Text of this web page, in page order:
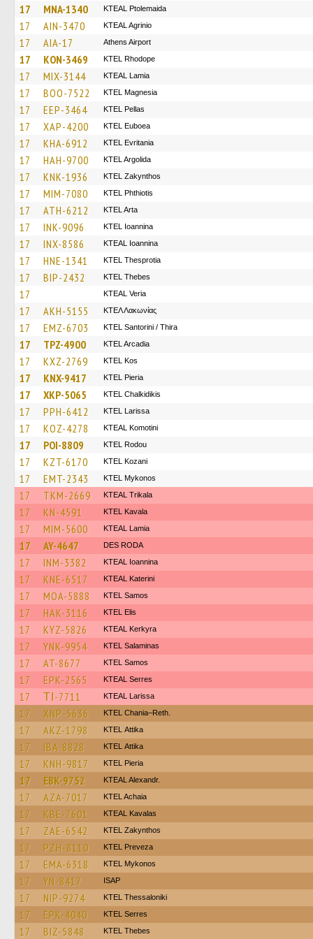
17 MNA-1340 KTEAL Ptolemaida
17 AIN-3470 KTEAL Agrinio
17 AIA-17 Athens Airport
17 KON-3469 KTEL Rhodope
17 MIX-3144 KTEAL Lamia
17 BOO-7522 ΚΤΕL Magnesia
17 EEP-3464 KTEL Pellas
17 XAP-4200 ΚΤΕL Euboea
17 KHA-6912 ΚΤΕL Evritania
17 HAH-9700 KTEL Argolida
17 KNK-1936 KTEL Zakynthos
17 MIM-7080 ΚΤΕL Phthiotis
17 ATH-6212 KTEL Arta
17 INK-9096 KTEL Ioannina
17 INX-8586 KTEAL Ioannina
17 HNE-1341 KTEL Thesprotia
17 BIP-2432 KTEL Thebes
17 KTEAL Veria
17 AKH-5155 ΚΤΕΛ Λακωνίας
17 EMZ-6703 KTEL Santorini / Thira
17 TPZ-4900 KTEL Arcadia
17 KXZ-2769 KTEL Kos
17 KNX-9417 KTEL Pieria
17 XKP-5065 ΚΤΕL Chalkidikis
17 PPH-6412 KTEL Larissa
17 KOZ-4278 KTEAL Komotini
17 POI-8809 ΚΤΕL Rodou
17 KZT-6170 ΚΤΕL Kozani
17 EMT-2343 KTEL Mykonos
17 TKM-2669 KTEAL Trikala
17 KN-4591 KTEL Kavala
17 MIM-5600 KTEAL Lamia
17 AY-4647 DES RODA
17 INM-3382 KTEAL Ioannina
17 KNE-6517 KTEAL Katerini
17 MOA-5888 KTEL Samos
17 HAK-3116 KTEL Elis
17 KYZ-5826 KTEAL Kerkyra
17 YNK-9954 KTEL Salaminas
17 AT-8677 KTEL Samos
17 EPK-2565 KTEAL Serres
17 ΤΙ-7711 KTEAL Larissa
17 XNP-5636 KTEL Chania–Reth.
17 AKZ-1798 KΤΕL Αttika
17 IBA-8828 KΤΕL Αttika
17 KNH-9817 KTEL Pieria
17 EBK-9752 KTEAL Alexandr.
17 AZA-7017 KTEL Achaia
17 KBE-7601 KTEAL Kavalas
17 ZAE-6542 KTEL Zakynthos
17 PZH-8110 KTEL Preveza
17 EMA-6318 KTEL Mykonos
17 YN-8417 ISAP
17 NIP-9274 KTEL Thessaloniki
17 EPK-4040 KTEL Serres
17 BIZ-5848 KTEL Thebes